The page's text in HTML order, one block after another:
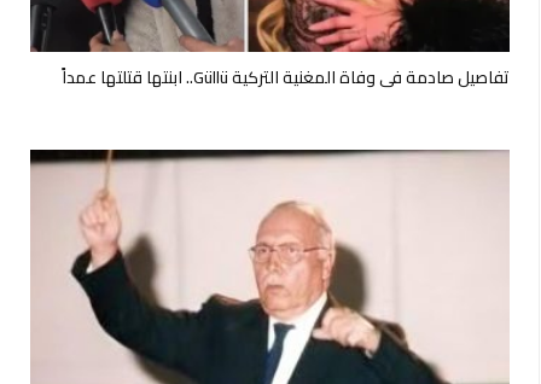
تفاصيل صادمة في وفاة المغنية التركية Güllü.. ابنتها قتلتها عمداً